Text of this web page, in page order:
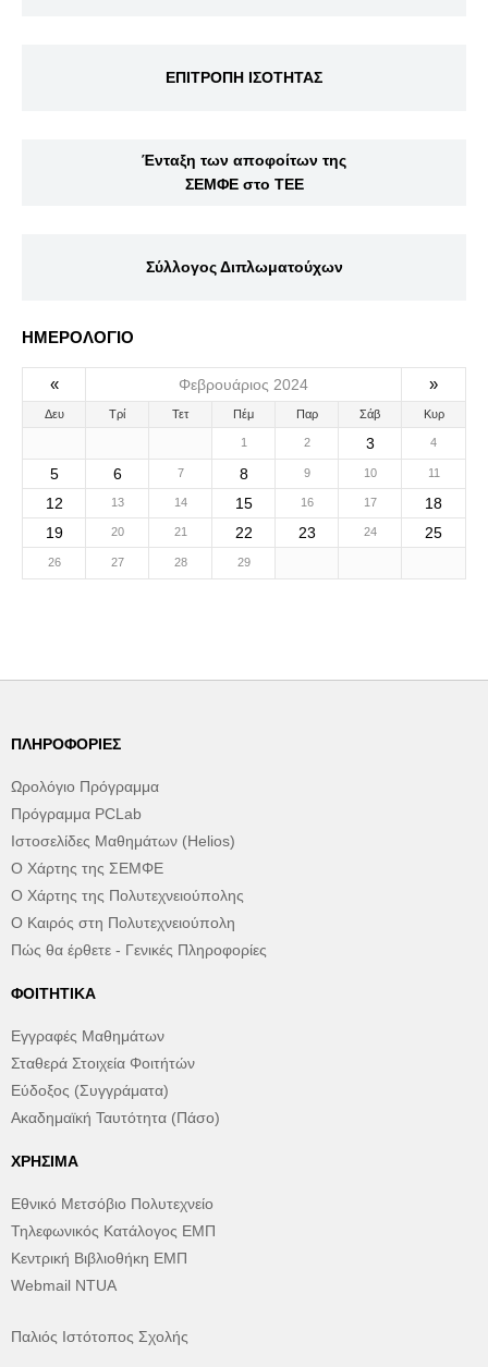
ΕΠΙΤΡΟΠΗ ΙΣΟΤΗΤΑΣ
Ένταξη των αποφοίτων της
ΣΕΜΦΕ στο ΤΕΕ
Σύλλογος Διπλωματούχων
ΗΜΕΡΟΛΟΓΙΟ
« Φεβρουάριος 2024 »
Δευ Τρί Τετ Πέμ Παρ Σάβ Κυρ
1 2 3 4
5 6 7 8 9 10 11
12 13 14 15 16 17
18
19
20 21 22 23 24 25
26 27 28 29
ΠΛΗΡΟΦΟΡΊΕΣ
Ωρολόγιο Πρόγραμμα
Πρόγραμμα PCLab
Ιστοσελίδες Μαθημάτων (Helios)
Ο Χάρτης της ΣΕΜΦΕ
Ο Χάρτης της Πολυτεχνειούπολης
Ο Καιρός στη Πολυτεχνειούπολη
Πώς θα έρθετε - Γενικές Πληροφορίες
ΦΟΙΤΗΤΙΚΆ
Εγγραφές Μαθημάτων
Σταθερά Στοιχεία Φοιτήτών
Εύδοξος (Συγγράματα)
Ακαδημαϊκή Ταυτότητα (Πάσο)
ΧΡΉΣΙΜΑ
Εθνικό Μετσόβιο Πολυτεχνείο
Τηλεφωνικός Κατάλογος ΕΜΠ
Κεντρική Βιβλιοθήκη ΕΜΠ
Webmail NTUA
Παλιός Ιστότοπος Σχολής